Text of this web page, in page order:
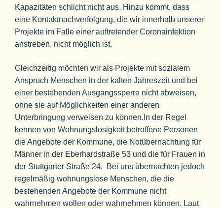
Kapazitäten schlicht nicht aus. Hinzu kommt, dass
eine Kontaktnachverfolgung, die wir innerhalb unserer
Projekte im Falle einer auftretender Coronainfektion
anstreben, nicht möglich ist.
Gleichzeitig möchten wir als Projekte mit sozialem
Anspruch Menschen in der kalten Jahreszeit und bei
einer bestehenden Ausgangssperre nicht abweisen,
ohne sie auf Möglichkeiten einer anderen
Unterbringung verweisen zu können.In der Regel
kennen von Wohnungslosigkeit betroffene Personen
die Angebote der Kommune, die Notübernachtung für
Männer in der Eberhardstraße 53 und die für Frauen in
der Stuttgarter Straße 24. Bei uns übernachten jedoch
regelmäßig wohnungslose Menschen, die die
bestehenden Angebote der Kommune nicht
wahrnehmen wollen oder wahrnehmen können. Laut